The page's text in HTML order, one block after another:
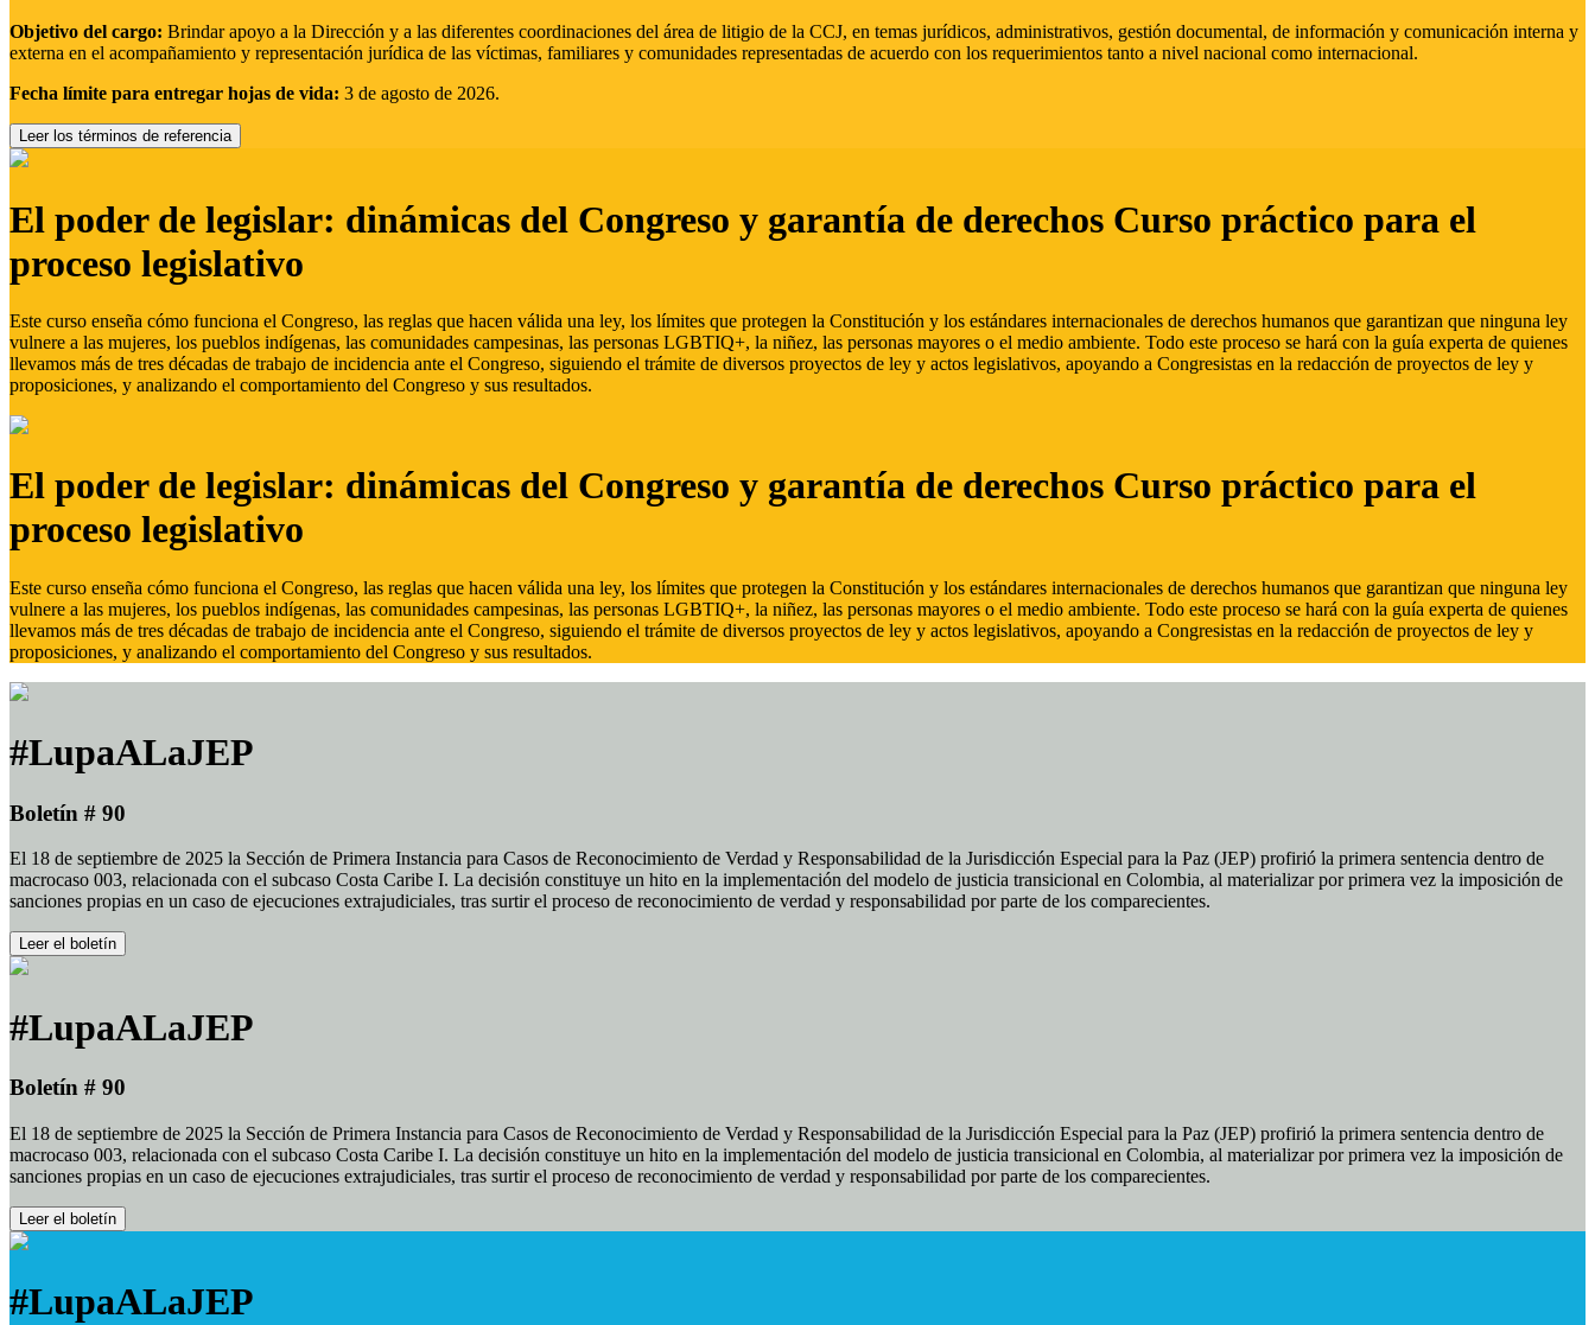
Objetivo del cargo: Brindar apoyo a la Dirección y a las diferentes coordinaciones del área de litigio de la CCJ, en temas jurídicos, administrativos, gestión documental, de información y comunicación interna y
externa en el acompañamiento y representación jurídica de las víctimas, familiares y comunidades representadas de acuerdo con los requerimientos tanto a nivel nacional como internacional.
Fecha límite para entregar hojas de vida: 3 de agosto de 2026.
Leer los términos de referencia
El poder de legislar: dinámicas del Congreso y garantía de derechos Curso práctico para el
proceso legislativo
Este curso enseña cómo funciona el Congreso, las reglas que hacen válida una ley, los límites que protegen la Constitución y los estándares internacionales de derechos humanos que garantizan que ninguna ley
vulnere a las mujeres, los pueblos indígenas, las comunidades campesinas, las personas LGBTIQ+, la niñez, las personas mayores o el medio ambiente. Todo este proceso se hará con la guía experta de quienes
llevamos más de tres décadas de trabajo de incidencia ante el Congreso, siguiendo el trámite de diversos proyectos de ley y actos legislativos, apoyando a Congresistas en la redacción de proyectos de ley y
proposiciones, y analizando el comportamiento del Congreso y sus resultados.
El poder de legislar: dinámicas del Congreso y garantía de derechos Curso práctico para el
proceso legislativo
Este curso enseña cómo funciona el Congreso, las reglas que hacen válida una ley, los límites que protegen la Constitución y los estándares internacionales de derechos humanos que garantizan que ninguna ley
vulnere a las mujeres, los pueblos indígenas, las comunidades campesinas, las personas LGBTIQ+, la niñez, las personas mayores o el medio ambiente. Todo este proceso se hará con la guía experta de quienes
llevamos más de tres décadas de trabajo de incidencia ante el Congreso, siguiendo el trámite de diversos proyectos de ley y actos legislativos, apoyando a Congresistas en la redacción de proyectos de ley y
proposiciones, y analizando el comportamiento del Congreso y sus resultados.
#LupaALaJEP
Boletín # 90
El 18 de septiembre de 2025 la Sección de Primera Instancia para Casos de Reconocimiento de Verdad y Responsabilidad de la Jurisdicción Especial para la Paz (JEP) profirió la primera sentencia dentro de
macrocaso 003, relacionada con el subcaso Costa Caribe I. La decisión constituye un hito en la implementación del modelo de justicia transicional en Colombia, al materializar por primera vez la imposición de
sanciones propias en un caso de ejecuciones extrajudiciales, tras surtir el proceso de reconocimiento de verdad y responsabilidad por parte de los comparecientes.
Leer el boletín
#LupaALaJEP
Boletín # 90
El 18 de septiembre de 2025 la Sección de Primera Instancia para Casos de Reconocimiento de Verdad y Responsabilidad de la Jurisdicción Especial para la Paz (JEP) profirió la primera sentencia dentro de
macrocaso 003, relacionada con el subcaso Costa Caribe I. La decisión constituye un hito en la implementación del modelo de justicia transicional en Colombia, al materializar por primera vez la imposición de
sanciones propias en un caso de ejecuciones extrajudiciales, tras surtir el proceso de reconocimiento de verdad y responsabilidad por parte de los comparecientes.
Leer el boletín
#LupaALaJEP